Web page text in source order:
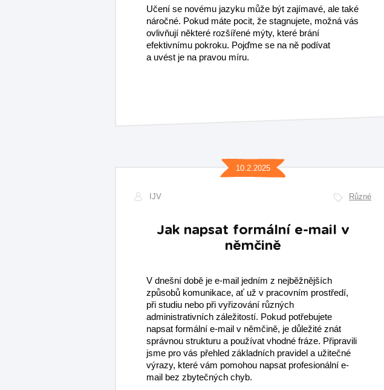
Učení se novému jazyku může být zajímavé, ale také
náročné. Pokud máte pocit, že stagnujete, možná vás
ovlivňují některé rozšířené mýty, které brání
efektivnímu pokroku. Pojďme se na ně podívat
a uvést je na pravou míru.
10.2.2025
IJV Různé
Jak napsat formální e-mail v
němčině
V dnešní době je e-mail jedním z nejběžnějších
způsobů komunikace, ať už v pracovním prostředí,
při studiu nebo při vyřizování různých
administrativních záležitostí. Pokud potřebujete
napsat formální e-mail v němčině, je důležité znát
správnou strukturu a používat vhodné fráze. Připravili
jsme pro vás přehled základních pravidel a užitečné
výrazy, které vám pomohou napsat profesionální e-
mail bez zbytečných chyb.